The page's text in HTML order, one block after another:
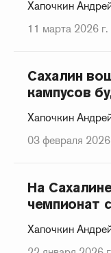
Хапочкин
11 марта 2026 г.
Сахалин
кампусов
Хапочкин
03 февраля 2026
На
чемпионат
Хапочкин